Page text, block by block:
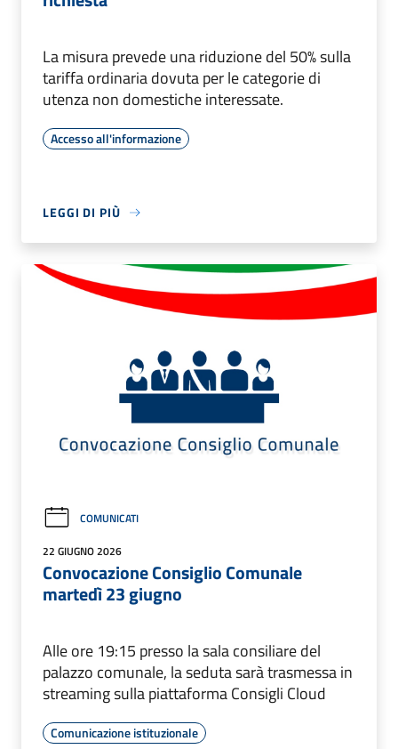
La misura prevede una riduzione del 50% sulla
tariffa ordinaria dovuta per le categorie di
utenza non domestiche interessate.
Accesso all'informazione
LEGGI DI PIÙ
COMUNICATI
22 GIUGNO 2026
Convocazione Consiglio Comunale
martedì 23 giugno
Alle ore 19:15 presso la sala consiliare del
palazzo comunale, la seduta sarà trasmessa in
streaming sulla piattaforma Consigli Cloud
Comunicazione istituzionale